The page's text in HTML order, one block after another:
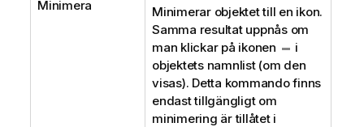
Minimera
Minimerar objektet till en ikon.
Samma resultat uppnås om
man klickar på ikonen
i
objektets namnlist (om den
visas). Detta kommando finns
endast tillgängligt om
minimering är tillåtet i